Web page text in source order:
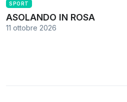
SPORT
ASOLANDO IN ROSA
11 ottobre 2026